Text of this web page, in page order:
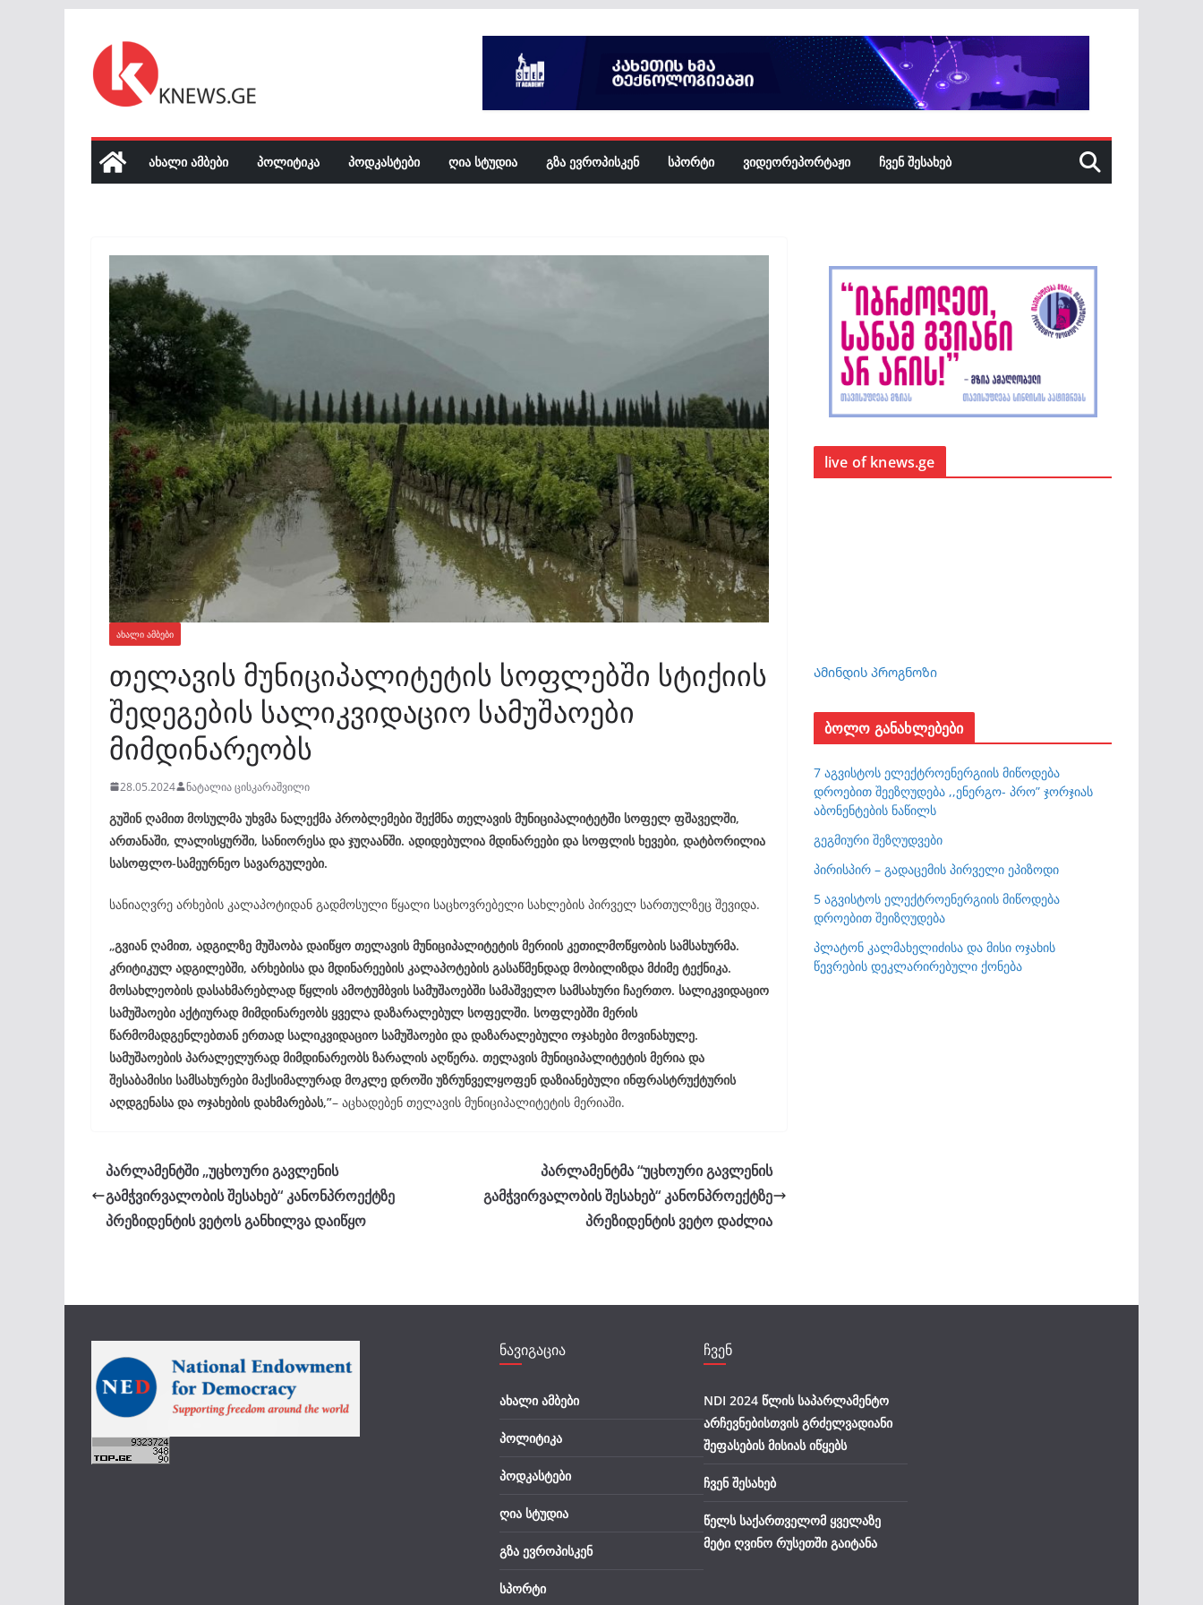
content
ᲐᲮᲐᲚᲘ ᲐᲛᲑᲔᲑᲘ ᲞᲝᲚᲘᲢᲘᲙᲐ ᲞᲝᲓᲙᲐᲡᲢᲔᲑᲘ ᲦᲘᲐ ᲡᲢᲣᲓᲘᲐ ᲒᲖᲐ ᲔᲕᲠᲝᲞᲘᲡᲙᲔᲜ ᲡᲞᲝᲠᲢᲘ ᲕᲘᲓᲔᲝᲠᲔᲞᲝᲠᲢᲐᲟᲘ ᲩᲕᲔᲜ ᲨᲔᲡᲐᲮᲔᲑ
ᲐᲮᲐᲚᲘ ᲐᲛᲑᲔᲑᲘ
თელავის მუნიციპალიტეტის სოფლებში სტიქიის
შედეგების სალიკვიდაციო სამუშაოები
მიმდინარეობს
28.05.2024 ნატალია ცისკარაშვილი
გუშინ ღამით მოსულმა უხვმა ნალექმა პრობლემები შექმნა თელავის მუნიციპალიტეტში სოფელ ფშაველში,
ართანაში, ლალისყურში, სანიორესა და ჯუღაანში. ადიდებულია მდინარეები და სოფლის ხევები, დატბორილია
სასოფლო-სამეურნეო სავარგულები.
სანიაღვრე არხების კალაპოტიდან გადმოსული წყალი საცხოვრებელი სახლების პირველ სართულზეც შევიდა.
„გვიან ღამით, ადგილზე მუშაობა დაიწყო თელავის მუნიციპალიტეტის მერიის კეთილმოწყობის სამსახურმა.
კრიტიკულ ადგილებში, არხებისა და მდინარეების კალაპოტების გასაწმენდად მობილიზდა მძიმე ტექნიკა.
მოსახლეობის დასახმარებლად წყლის ამოტუმბვის სამუშაოებში სამაშველო სამსახური ჩაერთო. სალიკვიდაციო
სამუშაოები აქტიურად მიმდინარეობს ყველა დაზარალებულ სოფელში. სოფლებში მერის
წარმომადგენლებთან ერთად სალიკვიდაციო სამუშაოები და დაზარალებული ოჯახები მოვინახულე.
სამუშაოების პარალელურად მიმდინარეობს ზარალის აღწერა. თელავის მუნიციპალიტეტის მერია და
შესაბამისი სამსახურები მაქსიმალურად მოკლე დროში უზრუნველყოფენ დაზიანებული ინფრასტრუქტურის
აღდგენასა და ოჯახების დახმარებას,”– აცხადებენ თელავის მუნიციპალიტეტის მერიაში.
პარლამენტში „უცხოური გავლენის
გამჭვირვალობის შესახებ“ კანონპროექტზე
პრეზიდენტის ვეტოს განხილვა დაიწყო
პარლამენტმა “უცხოური გავლენის
გამჭვირვალობის შესახებ“ კანონპროექტზე
პრეზიდენტის ვეტო დაძლია
live of knews.ge
Ამინდის პროგნოზი
ბოლო განახლებები
7 აგვისტოს ელექტროენერგიის მიწოდება
დროებით შეეზღუდება ,,ენერგო- პრო” ჯორჯიას
აბონენტების ნაწილს
გეგმიური შეზღუდვები
პირისპირ – გადაცემის პირველი ეპიზოდი
5 აგვისტოს ელექტროენერგიის მიწოდება
დროებით შეიზღუდება
პლატონ კალმახელიძისა და მისი ოჯახის
წევრების დეკლარირებული ქონება
ნავიგაცია
ახალი ამბები
პოლიტიკა
პოდკასტები
ღია სტუდია
გზა ევროპისკენ
სპორტი
ჩვენ
NDI 2024 წლის საპარლამენტო
არჩევნებისთვის გრძელვადიანი
შეფასების მისიას იწყებს
ჩვენ შესახებ
წელს საქართველომ ყველაზე
მეტი ღვინო რუსეთში გაიტანა